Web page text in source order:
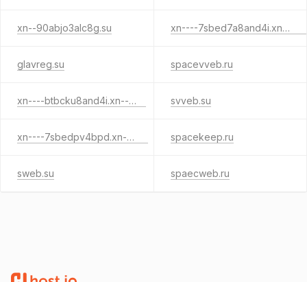
xn--90abjo3alc8g.su xn----7sbed7a8and4i.xn--p1ai
glavreg.su spacevveb.ru
xn----btbcku8and4i.xn--p1ai svveb.su
xn----7sbedpv4bpd.xn--p1ai spacekeep.ru
sweb.su spaecweb.ru